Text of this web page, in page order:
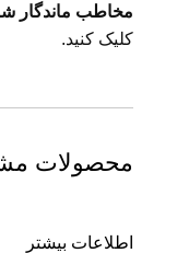
مخاطب ماندگار
کلیک کنید.
محصولات
اطلاعات بیشتر